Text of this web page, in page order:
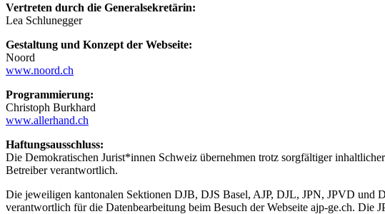
Vertreten durch die Generalsekretärin:
Lea Schlunegger
Gestaltung und Konzept der Webseite:
Noord
www.noord.ch
Programmierung:
Christoph Burkhard
www.allerhand.ch
Haftungsausschluss:
Die Demokratischen Jurist*innen Schweiz übernehmen trotz sorgfältiger
Betreiber verantwortlich.
Die jeweiligen kantonalen Sektionen DJB, DJS Basel, AJP, DJL, JPN, JPVD und
verantwortlich für die Datenbearbeitung beim Besuch der Webseite ajp-ge.ch.